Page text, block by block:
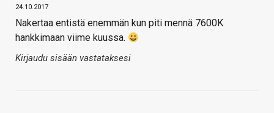
24.10.2017
Nakertaa entistä enemmän kun piti mennä 7600K
hankkimaan viime kuussa.
Kirjaudu sisään vastataksesi